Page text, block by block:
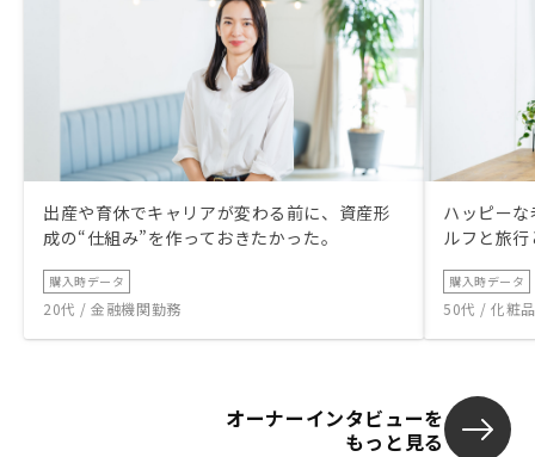
出産や育休でキャリアが変わる前に、資産形
成の“仕組み”を作っておきたかった。
購入時データ
20代 / 金融機関勤務
ハッピー
ルフと旅
購入時データ
50代 / 化粧
オーナーインタビューを
もっと見る